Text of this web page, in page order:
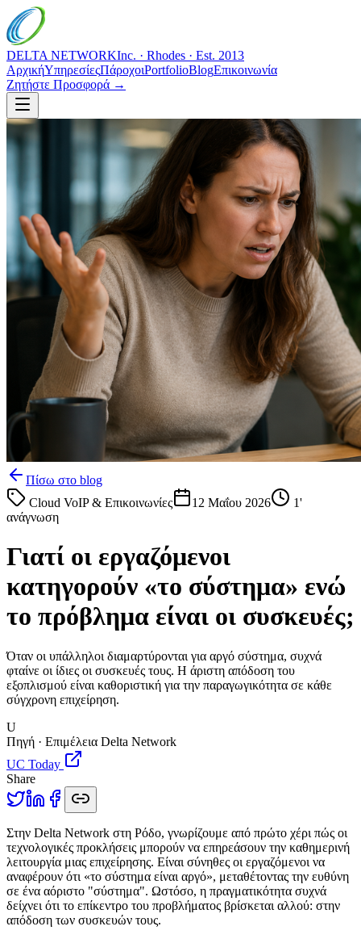
DELTA NETWORKInc. · Rhodes · Est. 2013
ΑρχικήΥπηρεσίεςΠάροχοιPortfolioBlogΕπικοινωνία
Ζητήστε Προσφορά →
Πίσω στο blog
Cloud VoIP & Επικοινωνίες
12 Μαΐου 2026 1'
ανάγνωση
Γιατί οι εργαζόμενοι
κατηγορούν «το σύστημα» ενώ
το πρόβλημα είναι οι συσκευές;
Όταν οι υπάλληλοι διαμαρτύρονται για αργό σύστημα, συχνά
φταίνε οι ίδιες οι συσκευές τους. Η άριστη απόδοση του
εξοπλισμού είναι καθοριστική για την παραγωγικότητα σε κάθε
σύγχρονη επιχείρηση.
U
Πηγή · Επιμέλεια Delta Network
UC Today
Share
Στην Delta Network στη Ρόδο, γνωρίζουμε από πρώτο χέρι πώς οι
τεχνολογικές προκλήσεις μπορούν να επηρεάσουν την καθημερινή
λειτουργία μιας επιχείρησης. Είναι σύνηθες οι εργαζόμενοι να
αναφέρουν ότι «το σύστημα είναι αργό», μεταθέτοντας την ευθύνη
σε ένα αόριστο "σύστημα". Ωστόσο, η πραγματικότητα συχνά
δείχνει ότι το επίκεντρο του προβλήματος βρίσκεται αλλού: στην
απόδοση των συσκευών τους.